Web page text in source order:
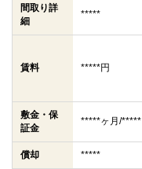
間取り詳
細
*****
賃料 *****円
敷金・保
証金
*****ヶ月/*****
償却 *****